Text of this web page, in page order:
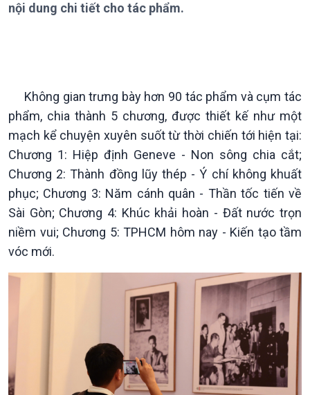
Thời sự 6h
Thời sự 12h
Thời sự 18h
Thời sự 21h30
Bản tin
Chuyên mục
Theo dòng Thời sự
nội dung chi tiết cho tác phẩm.
Không gian trưng bày hơn 90 tác phẩm và cụm tác
phẩm, chia thành 5 chương, được thiết kế như một
mạch kể chuyện xuyên suốt từ thời chiến tới hiện tại:
Chương 1: Hiệp định Geneve - Non sông chia cắt;
Chương 2: Thành đồng lũy thép - Ý chí không khuất
phục; Chương 3: Năm cánh quân - Thần tốc tiến về
Sài Gòn; Chương 4: Khúc khải hoàn - Đất nước trọn
niềm vui; Chương 5: TPHCM hôm nay - Kiến tạo tầm
vóc mới.